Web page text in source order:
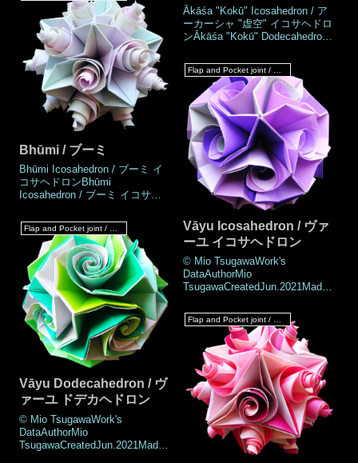
TsugawaCreatedDec.2021Made
Dec.2021DrawingJan.2022Numb
er of parts60 piecesPaper
size7.5 cm (Square
paper)Joining material
Ākāśa "Kokū" Icosahedron / ア
ーカーシャ "虚空" イコサヘドロ
ンĀkāśa "Kokū" Dodecahedron /
ロンWork's DataAuthorMio
TsugawaCreatedDec.2021Made
Dec.2021DrawingJan.2022Numb
er of parts60 piecesPaper
size7.5 cm (Square
paper)Joining materialsNo us
Bhūmi / ブーミ
Bhūmi Icosahedron / ブーミ イ
コサヘドロンBhūmi
Icosahedron / ブーミ イコサヘ
ーミ ドデカヘドロンWork's
DataAuthorMio
TsugawaCreatedJul.2021MadeA
ug.2021DrawingAug.2021Numbe
r of parts60 piecesPaper size7.5
cm(Square paper)Joining
materialsNo us
Vāyu Icosahedron / ヴァ
ーユ イコサヘドロン
© Mio TsugawaWork's
DataAuthorMio
TsugawaCreatedJun.2021MadeJ
of parts60 piecesPaper size7.5
cm (Square paper)Joining
materialsNo use (No
glued)Joining methodFlap and
Pocket joint, Roll
jointNotesThere are two wa
Vāyu Dodecahedron / ヴ
ァーユ ドデカヘドロン
© Mio TsugawaWork's
DataAuthorMio
TsugawaCreatedJun.2021MadeJ
Flap and Pocket joint / フラップ & ポケットジョイント